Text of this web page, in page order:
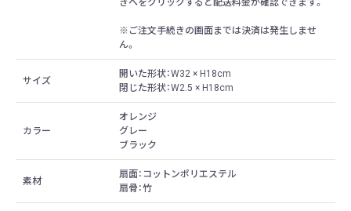
きへをクリックすると配送料金が確認できます。
※ご注文手続きの画面までは決済は発生しませ
ん。
サイズ
開いた形状：W32 × H18cm
閉じた形状：W2.5 × H18cm
カラー
オレンジ
グレー
ブラック
素材
扇面：コットンポリエステル
扇骨：竹